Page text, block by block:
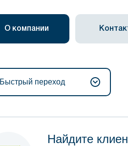
О компании
Быстрый переход
Найдите